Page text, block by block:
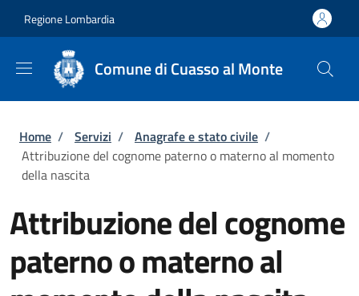
Regione Lombardia
Comune di Cuasso al Monte
Briciole di pane
Home / Servizi / Anagrafe e stato civile /
Attribuzione del cognome paterno o materno al momento
della nascita
Attribuzione del cognome
paterno o materno al